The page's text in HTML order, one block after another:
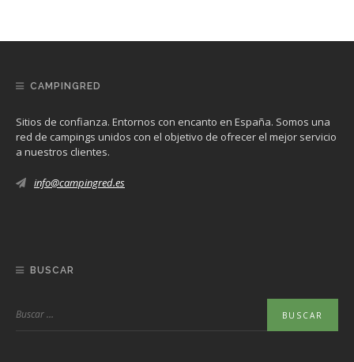
CAMPINGRED
Sitios de confianza. Entornos con encanto en España. Somos una
red de campings unidos con el objetivo de ofrecer el mejor servicio
a nuestros clientes.
info@campingred.es
BUSCAR